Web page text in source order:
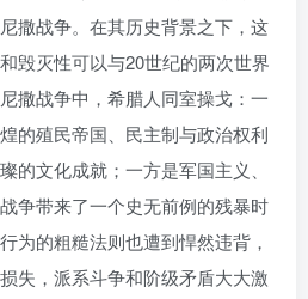
撒战争。在其历史背景之下，这
毁灭性可以与20世纪的两次世界
撒战争中，希腊人同室操戈：一
的殖民帝国、民主制与政治权利
的文化成就；一方是军国主义、
争带来了一个史无前例的残暴时
为的粗糙法则也遭到悍然违背，
失，派系斗争和阶级矛盾大大激